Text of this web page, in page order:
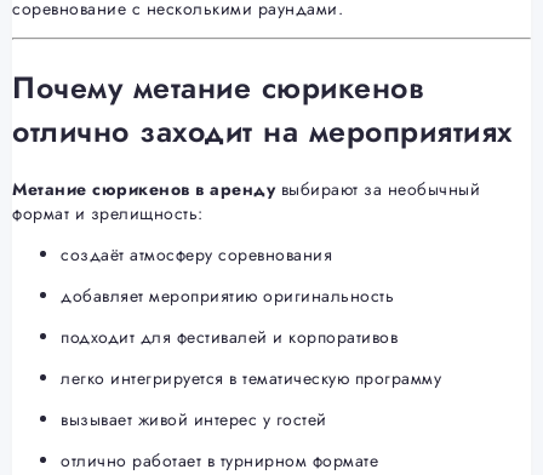
соревнование с несколькими раундами.
Почему метание сюрикенов
отлично заходит на мероприятиях
Метание сюрикенов в арендувыбирают за необычный
формат и зрелищность:
создаёт атмосферу соревнования
добавляет мероприятию оригинальность
подходит для фестивалей и корпоративов
легко интегрируется в тематическую программу
вызывает живой интерес у гостей
отлично работает в турнирном формате